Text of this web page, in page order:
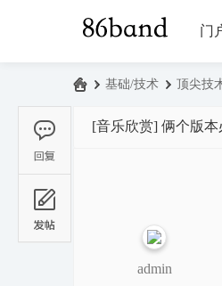
门
› 基础/技术 › 顶尖技
[音乐欣赏] 俩个版本
admin